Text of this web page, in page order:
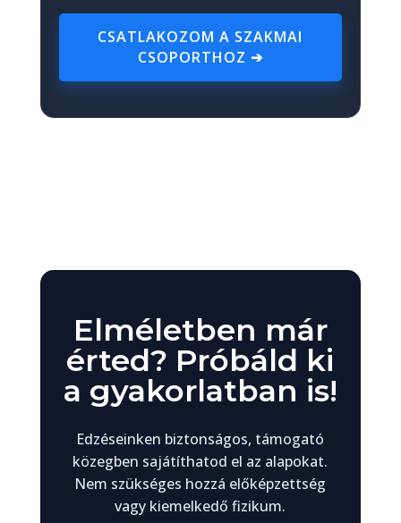
CSATLAKOZOM A SZAKMAI
CSOPORTHOZ ➔
Elméletben már
érted? Próbáld ki
a gyakorlatban is!
Edzéseinken biztonságos, támogató
közegben sajátíthatod el az alapokat.
Nem szükséges hozzá előképzettség
vagy kiemelkedő fizikum.